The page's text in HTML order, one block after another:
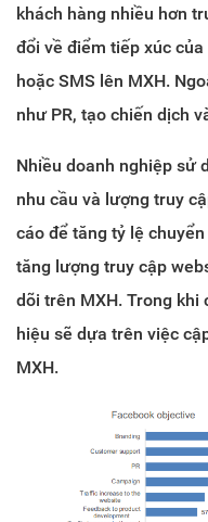
khách hàng nhiều hơn
đổi về điểm tiếp xúc
hoặc SMS lên MXH.
như PR, tạo chiến dịch
Nhiều doanh nghiệp sử
nhu cầu và lượng truy
cáo để tăng tỷ lệ
tăng lượng truy cập
dõi trên MXH. Trong khi
hiệu sẽ dựa trên việc
MXH.